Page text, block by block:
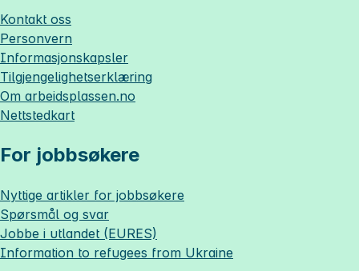
Kontakt oss
Personvern
Informasjonskapsler
Tilgjengelighetserklæring
Om arbeidsplassen.no
Nettstedkart
For jobbsøkere
Nyttige artikler for jobbsøkere
Spørsmål og svar
Jobbe i utlandet (EURES)
Information to refugees from Ukraine